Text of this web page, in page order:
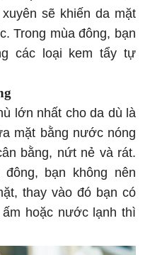
sẽ khiến da mặt
Trong mùa đông, bạn
các loại kem tẩy tự
lớn nhất cho da dù là
mặt bằng nước nóng
bằng, nứt nẻ và rát.
bạn không nên
thay vào đó bạn có
hoặc nước lạnh thì